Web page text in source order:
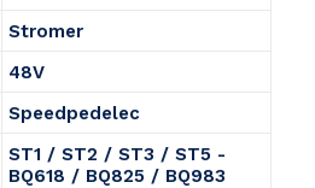
Stromer
48V
Speedpedelec
ST1 / ST2 / ST3 / ST5 -
BQ618 / BQ825 / BQ983